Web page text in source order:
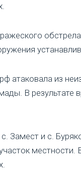
атаковала из
В
Замест и с.